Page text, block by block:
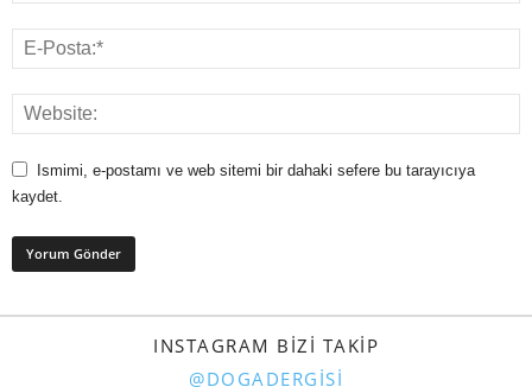
Ismimi, e-postamı ve web sitemi bir dahaki sefere bu tarayıcıya
kaydet.
INSTAGRAM BIZI TAKIP
@DOGADERGISI